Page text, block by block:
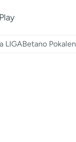
Play
LIGABetano Pokalen